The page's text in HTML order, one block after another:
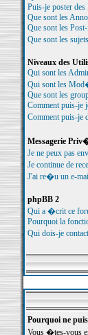
Puis-je poster des
Que sont les
Que sont les
Que sont les
Niveaux des
Qui sont les
Qui sont les
Que sont les
Comment puis-je
Comment puis-je
Messagerie
Je ne peux pas
Je continue de
J'ai re�u un e-
phpBB 2
Qui a �crit ce
Pourquoi la
Qui dois-je
Pourquoi ne
Vous �tes-vous